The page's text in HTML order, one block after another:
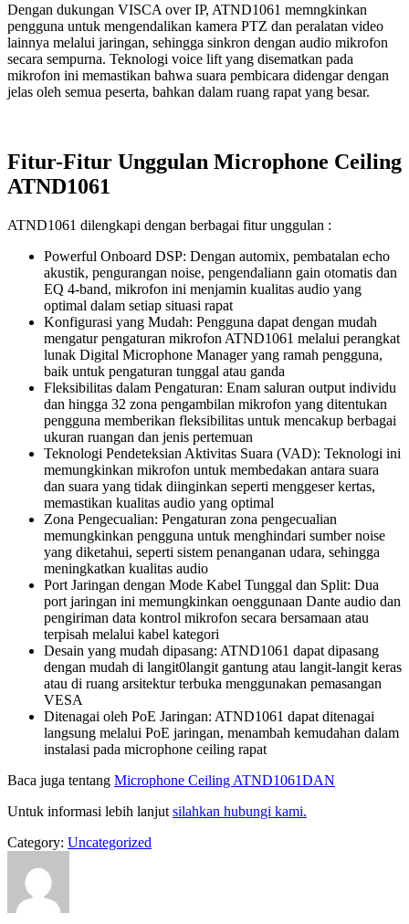
Dengan dukungan VISCA over IP, ATND1061 memngkinkan
pengguna untuk mengendalikan kamera PTZ dan peralatan video
lainnya melalui jaringan, sehingga sinkron dengan audio mikrofon
secara sempurna. Teknologi voice lift yang disematkan pada
mikrofon ini memastikan bahwa suara pembicara didengar dengan
jelas oleh semua peserta, bahkan dalam ruang rapat yang besar.
Fitur-Fitur Unggulan Microphone Ceiling
ATND1061
ATND1061 dilengkapi dengan berbagai fitur unggulan :
Powerful Onboard DSP: Dengan automix, pembatalan echo
akustik, pengurangan noise, pengendaliann gain otomatis dan
EQ 4-band, mikrofon ini menjamin kualitas audio yang
optimal dalam setiap situasi rapat
Konfigurasi yang Mudah: Pengguna dapat dengan mudah
mengatur pengaturan mikrofon ATND1061 melalui perangkat
lunak Digital Microphone Manager yang ramah pengguna,
baik untuk pengaturan tunggal atau ganda
Fleksibilitas dalam Pengaturan: Enam saluran output individu
dan hingga 32 zona pengambilan mikrofon yang ditentukan
pengguna memberikan fleksibilitas untuk mencakup berbagai
ukuran ruangan dan jenis pertemuan
Teknologi Pendeteksian Aktivitas Suara (VAD): Teknologi ini
memungkinkan mikrofon untuk membedakan antara suara
dan suara yang tidak diinginkan seperti menggeser kertas,
memastikan kualitas audio yang optimal
Zona Pengecualian: Pengaturan zona pengecualian
memungkinkan pengguna untuk menghindari sumber noise
yang diketahui, seperti sistem penanganan udara, sehingga
meningkatkan kualitas audio
Port Jaringan dengan Mode Kabel Tunggal dan Split: Dua
port jaringan ini memungkinkan oenggunaan Dante audio dan
pengiriman data kontrol mikrofon secara bersamaan atau
terpisah melalui kabel kategori
Desain yang mudah dipasang: ATND1061 dapat dipasang
dengan mudah di langit0langit gantung atau langit-langit keras
atau di ruang arsitektur terbuka menggunakan pemasangan
VESA
Ditenagai oleh PoE Jaringan: ATND1061 dapat ditenagai
langsung melalui PoE jaringan, menambah kemudahan dalam
instalasi pada microphone ceiling rapat
Baca juga tentang Microphone Ceiling ATND1061DAN
Untuk informasi lebih lanjut silahkan hubungi kami.
Category: Uncategorized